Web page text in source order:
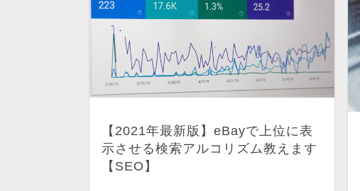
【2021年最新版】eBayで上位に表
示させる検索アルコリズム教えます
【SEO】